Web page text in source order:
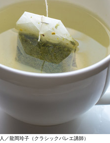
／龍岡玲子（クラシックバレエ講師）